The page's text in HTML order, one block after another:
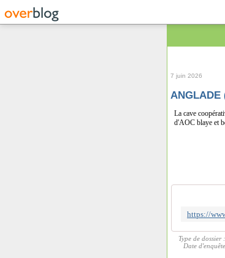
7 juin 2026
ANGLADE
La cave
d'AOC blaye et
Type de
Date